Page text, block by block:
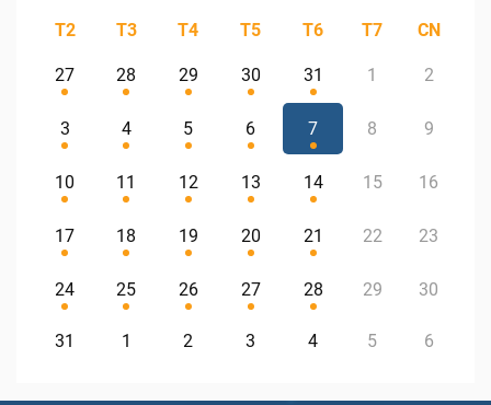
T2 T3 T4 T5 T6 T7 CN
27 28 29 30 31 1 2
3 4 5 6 7 8 9
10 11 12 13 14 15 16
17 18 19 20 21 22 23
24 25 26 27 28 29 30
31 1 2 3 4 5 6